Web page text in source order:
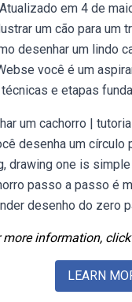
em 4 de
um cão para um
desenhar um lindo
você é um
e etapas
um cachorro |
desenha um
drawing one is
passo a passo é
desenho do zero
more information,
LEARN